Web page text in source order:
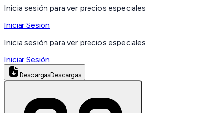
Inicia sesión para ver precios especiales
Iniciar Sesión
Inicia sesión para ver precios especiales
Iniciar Sesión
DescargasDescargas